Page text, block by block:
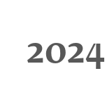
2024